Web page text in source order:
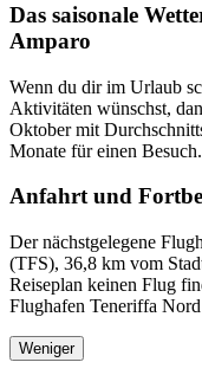
Das saisonale
Amparo
Wenn du dir im Urlaub
Aktivitäten wünschst,
Oktober mit
Monate für einen Besuch.
Anfahrt und
Der nächstgelegene
(TFS), 36,8 km vom
Reiseplan keinen Flug
Flughafen Teneriffa
Weniger